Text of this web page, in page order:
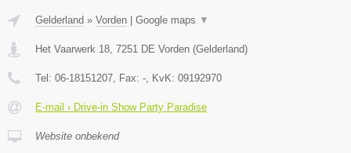
Gelderland » Vorden | Google maps ▼
Het Vaarwerk 18 7251 DE Vorden (Gelderland)
Tel: 06-18151207 , Fax: - , KvK: 09192970
E-mail › Drive-in Show Party Paradise
Website onbekend